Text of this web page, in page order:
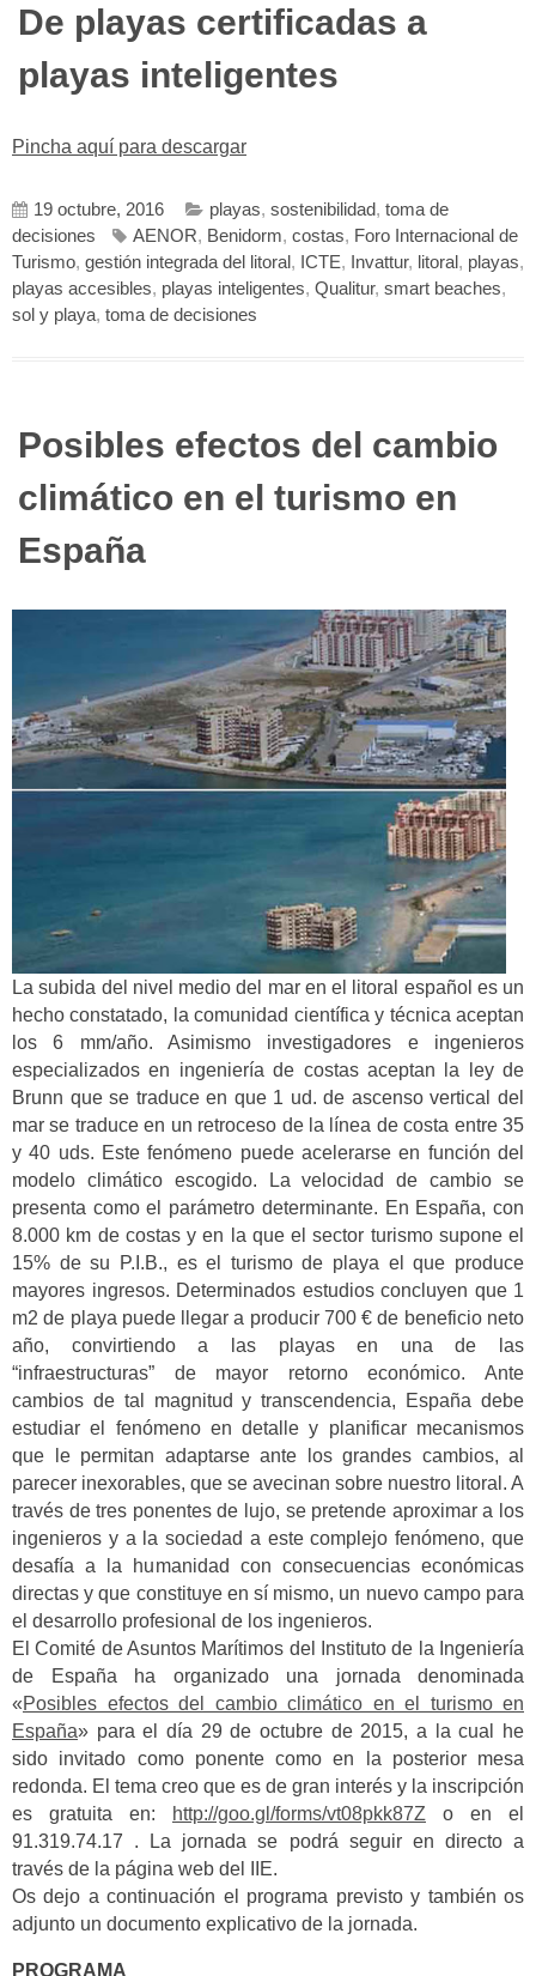
De playas certificadas a
playas inteligentes
Pincha aquí para descargar
19 octubre, 2016 playas, sostenibilidad, toma de
decisiones
AENOR, Benidorm, costas, Foro Internacional de
Turismo, gestión integrada del litoral, ICTE, Invattur, litoral, playas,
playas accesibles, playas inteligentes, Qualitur, smart beaches,
sol y playa, toma de decisiones
Posibles efectos del cambio
climático en el turismo en
España
La subida del nivel medio del mar en el litoral español es un
hecho constatado, la comunidad científica y técnica aceptan
los 6 mm/año. Asimismo investigadores e ingenieros
especializados en ingeniería de costas aceptan la ley de
Brunn que se traduce en que 1 ud. de ascenso vertical del
mar se traduce en un retroceso de la línea de costa entre 35
y 40 uds. Este fenómeno puede acelerarse en función del
modelo climático escogido. La velocidad de cambio se
presenta como el parámetro determinante. En España, con
8.000 km de costas y en la que el sector turismo supone el
15% de su P.I.B., es el turismo de playa el que produce
mayores ingresos. Determinados estudios concluyen que 1
m2 de playa puede llegar a producir 700 € de beneficio neto
año, convirtiendo a las playas en una de las
“infraestructuras” de mayor retorno económico. Ante
cambios de tal magnitud y transcendencia, España debe
estudiar el fenómeno en detalle y planificar mecanismos
que le permitan adaptarse ante los grandes cambios, al
parecer inexorables, que se avecinan sobre nuestro litoral. A
través de tres ponentes de lujo, se pretende aproximar a los
ingenieros y a la sociedad a este complejo fenómeno, que
desafía a la humanidad con consecuencias económicas
directas y que constituye en sí mismo, un nuevo campo para
el desarrollo profesional de los ingenieros.
El Comité de Asuntos Marítimos del Instituto de la Ingeniería
de España ha organizado una jornada denominada
«Posibles efectos del cambio climático en el turismo en
España» para el día 29 de octubre de 2015, a la cual he
sido invitado como ponente como en la posterior mesa
redonda. El tema creo que es de gran interés y la inscripción
es gratuita en:
http://goo.gl/forms/vt08pkk87Z o en el
91.319.74.17 . La jornada se podrá seguir en directo a
través de la página web del IIE.
Os dejo a continuación el programa previsto y también os
adjunto un documento explicativo de la jornada.
PROGRAMA